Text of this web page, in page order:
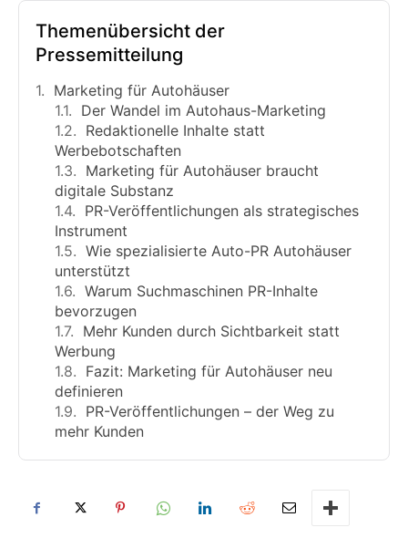
Themenübersicht der
Pressemitteilung
Marketing für Autohäuser
Der Wandel im Autohaus-Marketing
Redaktionelle Inhalte statt
Werbebotschaften
Marketing für Autohäuser braucht
digitale Substanz
PR-Veröffentlichungen als strategisches
Instrument
Wie spezialisierte Auto-PR Autohäuser
unterstützt
Warum Suchmaschinen PR-Inhalte
bevorzugen
Mehr Kunden durch Sichtbarkeit statt
Werbung
Fazit: Marketing für Autohäuser neu
definieren
PR-Veröffentlichungen – der Weg zu
mehr Kunden